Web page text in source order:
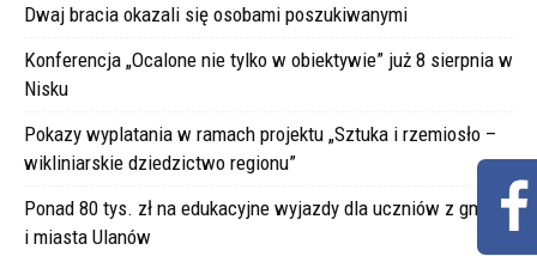
Dwaj bracia okazali się osobami poszukiwanymi
Konferencja „Ocalone nie tylko w obiektywie” już 8 sierpnia w
Nisku
Pokazy wyplatania w ramach projektu „Sztuka i rzemiosło –
wikliniarskie dziedzictwo regionu”
Ponad 80 tys. zł na edukacyjne wyjazdy dla uczniów z gminy
i miasta Ulanów